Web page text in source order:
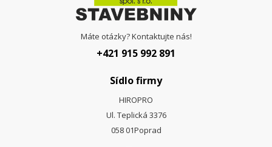
Máte otázky? Kontaktujte nás!
+421 915 992 891
Sídlo firmy
HIROPRO
Ul. Teplická 3376
058 01Poprad